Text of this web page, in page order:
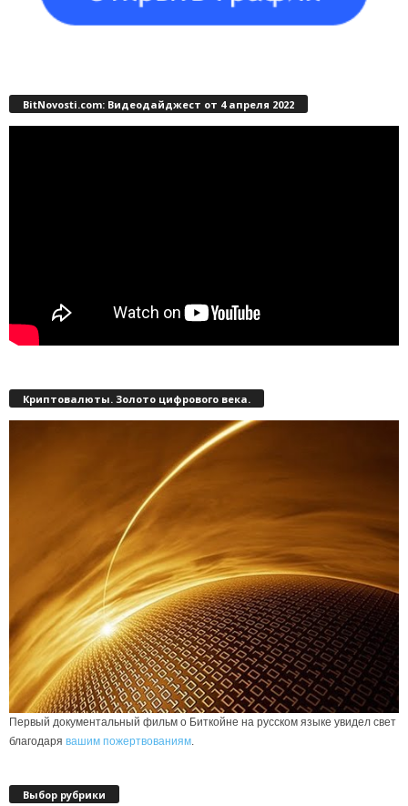
BitNovosti.com: Видеодайджест от 4 апреля 2022
Криптовалюты. Золото цифрового века.
Первый документальный фильм о Биткойне на русском языке увидел свет
благодаря вашим пожертвованиям.
Выбор рубрики